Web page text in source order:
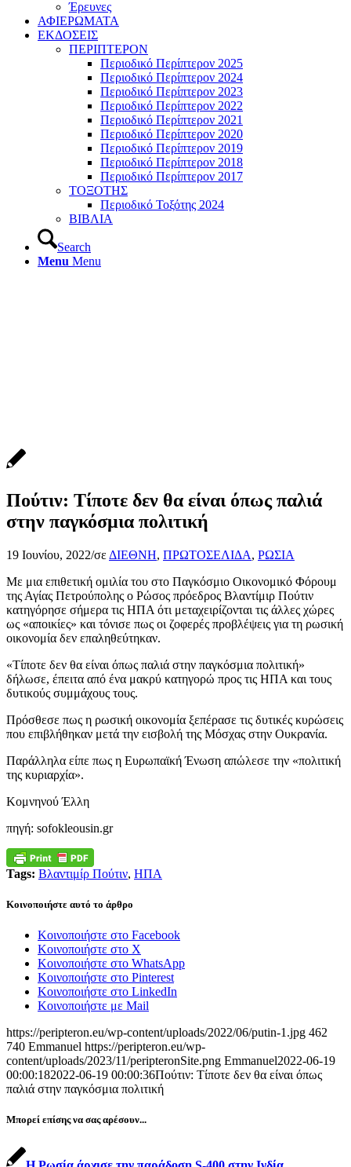
Έρευνες
ΑΦΙΕΡΩΜΑΤΑ
ΕΚΔΟΣΕΙΣ
ΠΕΡΙΠΤΕΡΟΝ
Περιοδικό Περίπτερον 2025
Περιοδικό Περίπτερον 2024
Περιοδικό Περίπτερον 2023
Περιοδικό Περίπτερον 2022
Περιοδικό Περίπτερον 2021
Περιοδικό Περίπτερον 2020
Περιοδικό Περίπτερον 2019
Περιοδικό Περίπτερον 2018
Περιοδικό Περίπτερον 2017
ΤΟΞΟΤΗΣ
Περιοδικό Τοξότης 2024
ΒΙΒΛΙΑ
Search
Menu Menu
Πούτιν: Τίποτε δεν θα είναι όπως παλιά
στην παγκόσμια πολιτική
19 Ιουνίου, 2022/σε ΔΙΕΘΝΗ, ΠΡΩΤΟΣΕΛΙΔΑ, ΡΩΣΙΑ
Με μια επιθετική ομιλία του στο Παγκόσμιο Οικονομικό Φόρουμ
της Αγίας Πετρούπολης ο Ρώσος πρόεδρος Βλαντίμιρ Πούτιν
κατηγόρησε σήμερα τις ΗΠΑ ότι μεταχειρίζονται τις άλλες χώρες
ως «αποικίες» και τόνισε πως οι ζοφερές προβλέψεις για τη ρωσική
οικονομία δεν επαληθεύτηκαν.
«Τίποτε δεν θα είναι όπως παλιά στην παγκόσμια πολιτική»
δήλωσε, έπειτα από ένα μακρύ κατηγορώ προς τις ΗΠΑ και τους
δυτικούς συμμάχους τους.
Πρόσθεσε πως η ρωσική οικονομία ξεπέρασε τις δυτικές κυρώσεις
που επιβλήθηκαν μετά την εισβολή της Μόσχας στην Ουκρανία.
Παράλληλα είπε πως η Ευρωπαϊκή Ένωση απώλεσε την «πολιτική
της κυριαρχία».
Κομνηνού Έλλη
πηγή: sofokleousin.gr
Tags: Βλα­ντι­μίρ Πού­τιν, ΗΠΑ
Κοινοποιήστε αυτό το άρθρο
Κοινοποιήστε στο Facebook
Κοινοποιήστε στο X
Κοινοποιήστε στο WhatsApp
Κοινοποιήστε στο Pinterest
Κοινοποιήστε στο LinkedIn
Κοινοποιήστε με Mail
https://peripteron.eu/wp-content/uploads/2022/06/putin-1.jpg 462
740 Emmanuel https://peripteron.eu/wp-
content/uploads/2023/11/peripteronSite.png Emmanuel2022-06-19
00:00:182022-06-19 00:00:36Πούτιν: Τίποτε δεν θα είναι όπως
παλιά στην παγκόσμια πολιτική
Μπορεί επίσης να σας αρέσουν...